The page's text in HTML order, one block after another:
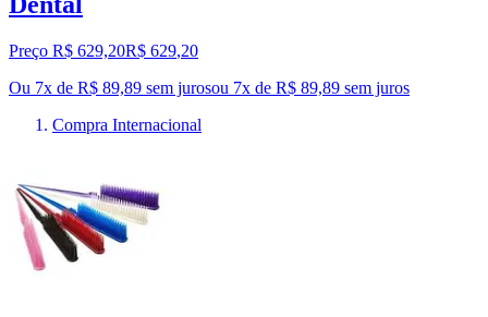
Preço R$ 629,20R$ 629,20
Ou 7x de R$ 89,89 sem jurosou 7x de R$ 89,89 sem juros
Compra Internacional